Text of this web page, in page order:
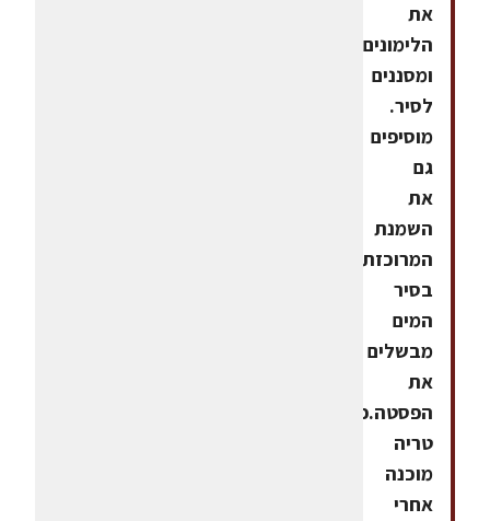
את
הלימונים
ומסננים
לסיר.
מוסיפים
גם
את
השמנת
המרוכזת.
בסיר
המים
מבשלים
את
הפסטה.פסטה
טריה
מוכנה
אחרי